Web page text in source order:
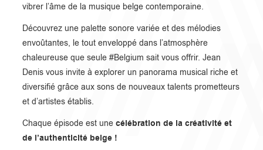
vibrer l’âme de la musique belge contemporaine.
Découvrez une palette sonore variée et des mélodies
envoûtantes, le tout enveloppé dans l’atmosphère
chaleureuse que seule #Belgium sait vous offrir. Jean
Denis vous invite à explorer un panorama musical riche et
diversifié grâce aux sons de nouveaux talents prometteurs
et d’artistes établis.
Chaque épisode est unecélébration de la créativité et
de l’authenticité belge !